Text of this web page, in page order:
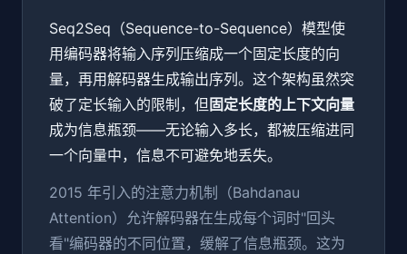
Seq2Seq（Sequence-to-Sequence）模型使
用编码器将输入序列压缩成一个固定长度的向
量，再用解码器生成输出序列。这个架构虽然突
破了定长输入的限制，但 固定长度的上下文向量
成为信息瓶颈——无论输入多长，都被压缩进同
一个向量中，信息不可避免地丢失。
2015 年引入的注意力机制（Bahdanau
Attention）允许解码器在生成每个词时"回头
看"编码器的不同位置，缓解了信息瓶颈。这为